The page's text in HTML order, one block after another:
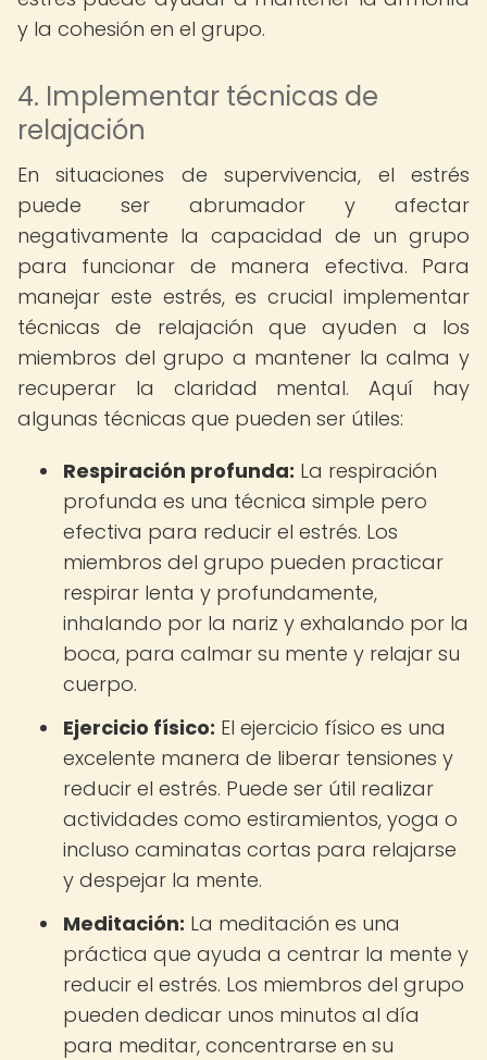
y la cohesión en el grupo.
4. Implementar técnicas de
relajación
En situaciones de supervivencia, el estrés
puede ser abrumador y afectar
negativamente la capacidad de un grupo
para funcionar de manera efectiva. Para
manejar este estrés, es crucial implementar
técnicas de relajación que ayuden a los
miembros del grupo a mantener la calma y
recuperar la claridad mental. Aquí hay
algunas técnicas que pueden ser útiles:
Respiración profunda: La respiración
profunda es una técnica simple pero
efectiva para reducir el estrés. Los
miembros del grupo pueden practicar
respirar lenta y profundamente,
inhalando por la nariz y exhalando por la
boca, para calmar su mente y relajar su
cuerpo.
Ejercicio físico: El ejercicio físico es una
excelente manera de liberar tensiones y
reducir el estrés. Puede ser útil realizar
actividades como estiramientos, yoga o
incluso caminatas cortas para relajarse
y despejar la mente.
Meditación: La meditación es una
práctica que ayuda a centrar la mente y
reducir el estrés. Los miembros del grupo
pueden dedicar unos minutos al día
para meditar, concentrarse en su